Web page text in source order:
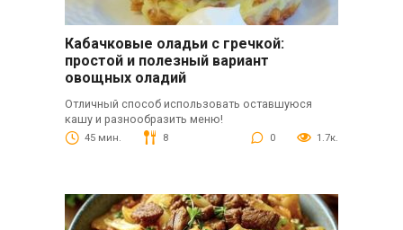
Кабачковые оладьи с гречкой:
простой и полезный вариант
овощных оладий
Отличный способ использовать оставшуюся
кашу и разнообразить меню!
45 мин. 8 0 1.7к.